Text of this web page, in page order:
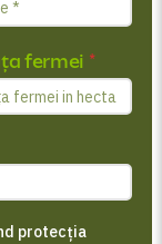
fermei *
protecția